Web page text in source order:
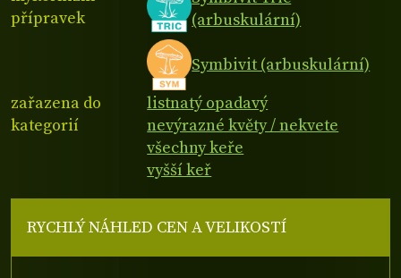
přípravek
(arbuskulární)
Symbivit (arbuskulární)
zařazena do
kategorií
listnatý opadavý
nevýrazné květy / nekvete
všechny keře
vyšší keř
RYCHLÝ NÁHLED CEN A VELIKOSTÍ